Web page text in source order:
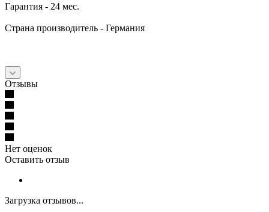
Гарантия - 24 мес.
Страна производитель - Германия
Отзывы
Нет оценок
Оставить отзыв
Загрузка отзывов...